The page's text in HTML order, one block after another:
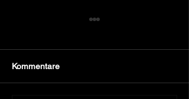
Kommentare